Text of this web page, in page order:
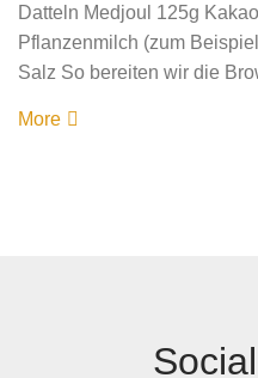
Datteln Medjoul 125g
Pflanzenmilch (zum
Salz So bereiten wir die
More